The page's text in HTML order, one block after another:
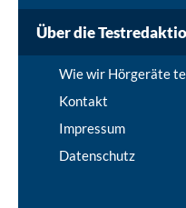
Über die
Wie wir Hörgeräte
Kontakt
Impressum
Datenschutz